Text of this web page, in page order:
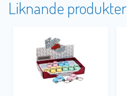
Liknande produkter